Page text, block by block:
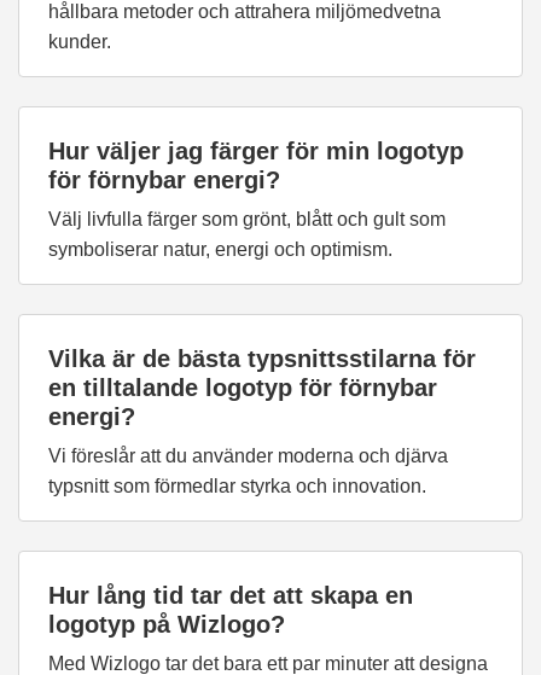
hållbara metoder och attrahera miljömedvetna
kunder.
Hur väljer jag färger för min logotyp
för förnybar energi?
Välj livfulla färger som grönt, blått och gult som
symboliserar natur, energi och optimism.
Vilka är de bästa typsnittsstilarna för
en tilltalande logotyp för förnybar
energi?
Vi föreslår att du använder moderna och djärva
typsnitt som förmedlar styrka och innovation.
Hur lång tid tar det att skapa en
logotyp på Wizlogo?
Med Wizlogo tar det bara ett par minuter att designa